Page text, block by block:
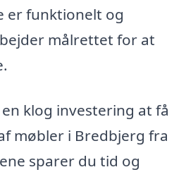
er funktionelt og
målrettet for at
klog investering at få
møbler i Bredbjerg fra
sparer du tid og